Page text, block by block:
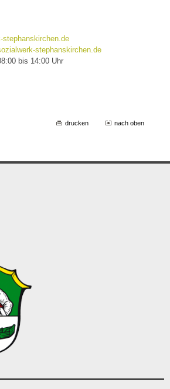
stephanskirchen.de
stephanskirchen.de
bis 14:00 Uhr
drucken nach oben